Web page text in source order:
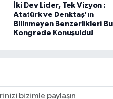
İki Dev Lider, Tek Vizyon :
Atatürk ve Denktaş’ın
Bilinmeyen Benzerlikleri Bu
Kongrede Konuşuldu!